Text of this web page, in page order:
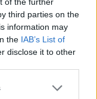
third parties on the
information may
the IAB’s List of
disclose it to other
– videóval